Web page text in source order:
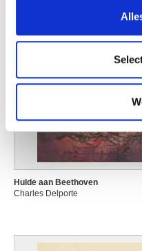
informatie over uw
partners voor social
informatie die u aan ze
verzameld op basis van
Hulde aan Beethoven
Charles Delporte